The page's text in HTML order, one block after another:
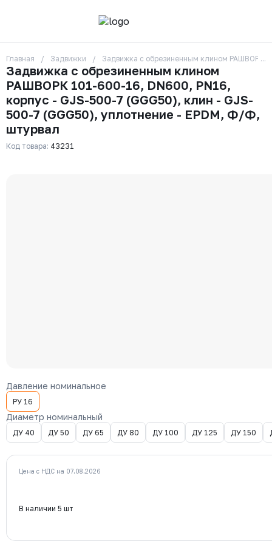
О компании
Контакты
Бренды
Отзывы
Сотрудники
Вакансии
Доставка
Оплата
Главная Задвижки Задвижка с обрезиненным клином РАШВОРК
Задвижка с обрезиненным клином
РАШВОРК 101-600-16, DN600, PN16,
корпус - GJS-500-7 (GGG50), клин - GJS-
500-7 (GGG50), уплотнение - EPDM, Ф/Ф,
штурвал
Код товара: 43231
Давление номинальное
РУ 16
Диаметр номинальный
ДУ 40 ДУ 50 ДУ 65 ДУ 80 ДУ 100 ДУ 125 ДУ 150
Цена с НДС на 07.08.2026
В наличии 5 шт